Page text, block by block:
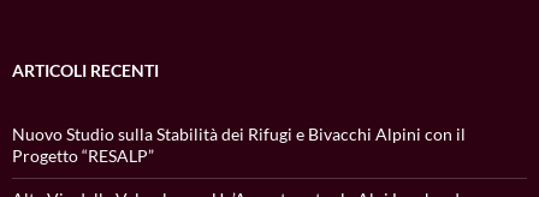
ARTICOLI RECENTI
Nuovo Studio sulla Stabilità dei Rifugi e Bivacchi Alpini con il
Progetto “RESALP”